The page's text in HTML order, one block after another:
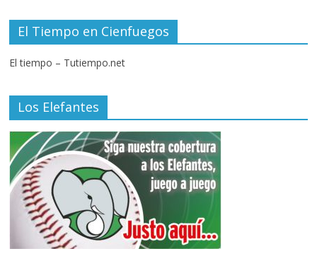
El Tiempo en Cienfuegos
El tiempo – Tutiempo.net
Los Elefantes